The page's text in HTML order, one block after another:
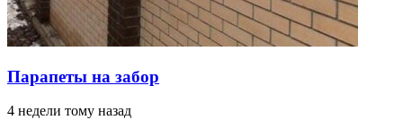
Парапеты на забор
4 недели тому назад